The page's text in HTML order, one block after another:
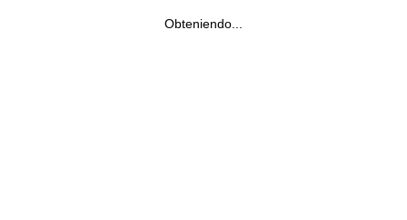
Obteniendo...